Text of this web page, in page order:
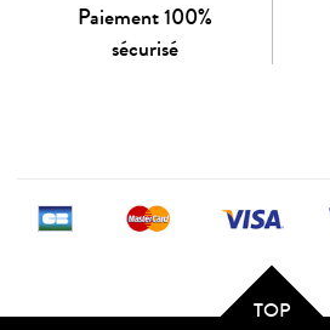
Paiement 100%
sécurisé
TOP